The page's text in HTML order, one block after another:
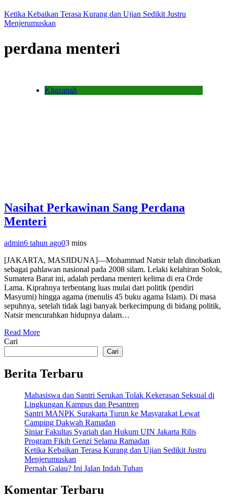
Ketika Kebaikan Terasa Kurang dan Ujian Sedikit Justru
Menjerumuskan
perdana menteri
Khazanah
Nasihat Perkawinan Sang Perdana
Menteri
admin6 tahun ago03 mins
[JAKARTA, MASJIDUNA]—Mohammad Natsir telah dinobatkan
sebagai pahlawan nasional pada 2008 silam. Lelaki kelahiran Solok,
Sumatera Barat ini, adalah perdana menteri kelima di era Orde
Lama. Kiprahnya terbentang luas mulai dari politik (pendiri
Masyumi) hingga agama (menulis 45 buku agama Islam). Di masa
sepuhnya, setelah tidak lagi banyak berkecimpung di bidang politik,
Natsir mencurahkan hidupnya dalam…
Read More
Cari
Cari
Berita Terbaru
Mahasiswa dan Santri Serukan Tolak Kekerasan Seksual di
Lingkungan Kampus dan Pesantren
Santri MANPK Surakarta Turun ke Masyarakat Lewat
Camping Dakwah Ramadan
Siniar Fakultas Syariah dan Hukum UIN Jakarta Rilis
Program Fikih Genzi Selama Ramadan
Ketika Kebaikan Terasa Kurang dan Ujian Sedikit Justru
Menjerumuskan
Pernah Galau? Ini Jalan Indah Tuhan
Komentar Terbaru